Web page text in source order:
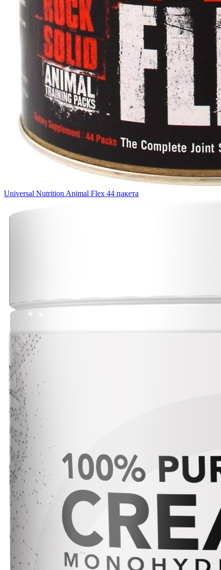
Universal Nutrition Animal Flex 44 пакета